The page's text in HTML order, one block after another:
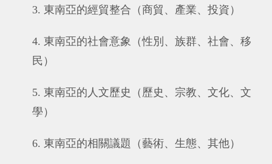
3. 東南亞的經貿整合（商貿、產業、投資）
4. 東南亞的社會意象（性別、族群、社會、移
民）
5. 東南亞的人文歷史（歷史、宗教、文化、文
學）
6. 東南亞的相關議題（藝術、生態、其他）